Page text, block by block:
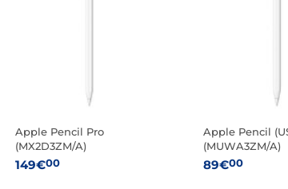
Apple Pencil Pro
(MX2D3ZM/A)
149€00
Apple Pencil
(MUWA3ZM/A)
89€00